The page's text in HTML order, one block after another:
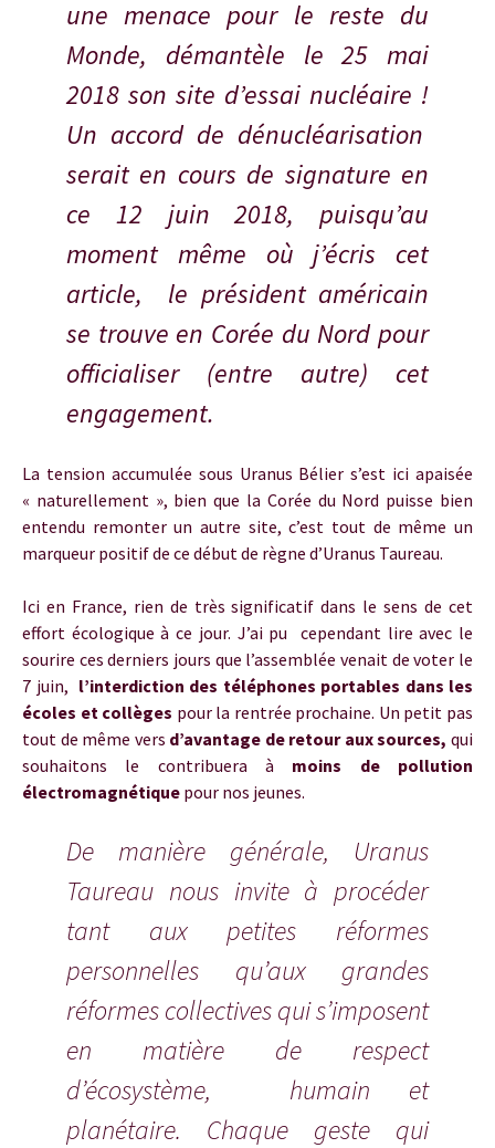
une menace pour le reste du
Monde, démantèle le 25 mai
2018 son site d’essai nucléaire !
Un accord de dénucléarisation
serait en cours de signature en
ce 12 juin 2018, puisqu’au
moment même où j’écris cet
article, le président américain
se trouve en Corée du Nord pour
officialiser (entre autre) cet
engagement.
La tension accumulée sous Uranus Bélier s’est ici apaisée
« naturellement », bien que la Corée du Nord puisse bien
entendu remonter un autre site, c’est tout de même un
marqueur positif de ce début de règne d’Uranus Taureau.
Ici en France, rien de très significatif dans le sens de cet
effort écologique à ce jour. J’ai pu cependant lire avec le
sourire ces derniers jours que l’assemblée venait de voter le
7 juin, l’interdiction des téléphones portables dans les
écoles et collèges pour la rentrée prochaine. Un petit pas
tout de même vers d’avantage de retour aux sources, qui
souhaitons le contribuera à moins de pollution
électromagnétique pour nos jeunes.
De manière générale, Uranus
Taureau nous invite à procéder
tant aux petites réformes
personnelles qu’aux grandes
réformes collectives qui s’imposent
en matière de respect
d’écosystème, humain et
planétaire. Chaque geste qui